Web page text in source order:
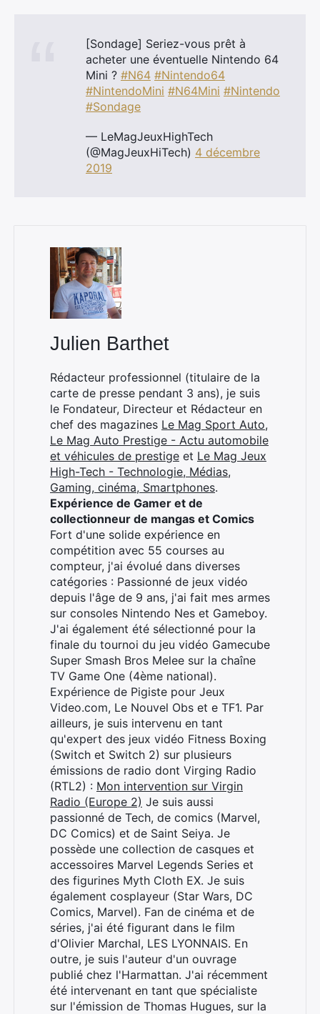
[Sondage] Seriez-vous prêt à
acheter une éventuelle Nintendo 64
Mini ? #N64 #Nintendo64
#NintendoMini #N64Mini #Nintendo
#Sondage
— LeMagJeuxHighTech
(@MagJeuxHiTech) 4 décembre
2019
Julien Barthet
Rédacteur professionnel (titulaire de la
carte de presse pendant 3 ans), je suis
le Fondateur, Directeur et Rédacteur en
chef des magazines Le Mag Sport Auto,
Le Mag Auto Prestige - Actu automobile
et véhicules de prestige et Le Mag Jeux
High-Tech - Technologie, Médias,
Gaming, cinéma, Smartphones.
Expérience de Gamer et de
collectionneur de mangas et Comics
Fort d'une solide expérience en
compétition avec 55 courses au
compteur, j'ai évolué dans diverses
catégories : Passionné de jeux vidéo
depuis l'âge de 9 ans, j'ai fait mes armes
sur consoles Nintendo Nes et Gameboy.
J'ai également été sélectionné pour la
finale du tournoi du jeu vidéo Gamecube
Super Smash Bros Melee sur la chaîne
TV Game One (4ème national).
Expérience de Pigiste pour Jeux
Video.com, Le Nouvel Obs et e TF1. Par
ailleurs, je suis intervenu en tant
qu'expert des jeux vidéo Fitness Boxing
(Switch et Switch 2) sur plusieurs
émissions de radio dont Virging Radio
(RTL2) : Mon intervention sur Virgin
Radio (Europe 2) Je suis aussi
passionné de Tech, de comics (Marvel,
DC Comics) et de Saint Seiya. Je
possède une collection de casques et
accessoires Marvel Legends Series et
des figurines Myth Cloth EX. Je suis
également cosplayeur (Star Wars, DC
Comics, Marvel). Fan de cinéma et de
séries, j'ai été figurant dans le film
d'Olivier Marchal, LES LYONNAIS. En
outre, je suis l'auteur d'un ouvrage
publié chez l'Harmattan. J'ai récemment
été intervenant en tant que spécialiste
sur l'émission de Thomas Hugues, sur la
Rechercher